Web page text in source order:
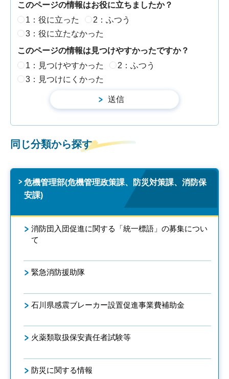
このページの情報はお役に立ちましたか？
1：役に立った
2：ふつう
3：役に立たなかった
このページの情報は見つけやすかったですか？
1：見つけやすかった
2：ふつう
3：見つけにくかった
同じ分類から探す
危機管理部(危機管理政策課、防災対策課、消防保
安課)
消防団入団促進に関する「統一標語」の募集につい
て
緊急消防援助隊
石川県感震ブレーカー設置促進事業費補助金
火薬類取扱保安責任者試験等
防災に関する情報